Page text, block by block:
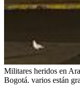
Militares heridos en
Bogotá. varios están